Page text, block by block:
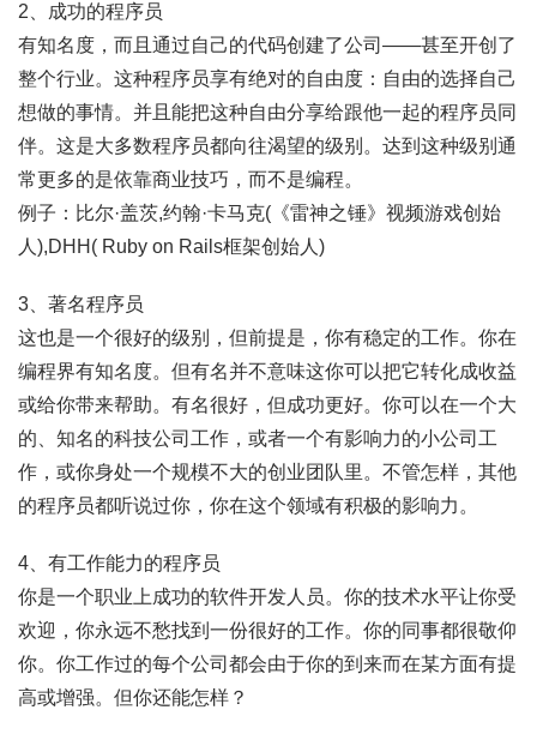
2、成功的程序员
有知名度，而且通过自己的代码创建了公司——甚至开创了
整个行业。这种程序员享有绝对的自由度：自由的选择自己
想做的事情。并且能把这种自由分享给跟他一起的程序员同
伴。这是大多数程序员都向往渴望的级别。达到这种级别通
常更多的是依靠商业技巧，而不是编程。
例子：比尔·盖茨,约翰·卡马克(《雷神之锤》视频游戏创始
人),DHH( Ruby on Rails框架创始人)
3、著名程序员
这也是一个很好的级别，但前提是，你有稳定的工作。你在
编程界有知名度。但有名并不意味这你可以把它转化成收益
或给你带来帮助。有名很好，但成功更好。你可以在一个大
的、知名的科技公司工作，或者一个有影响力的小公司工
作，或你身处一个规模不大的创业团队里。不管怎样，其他
的程序员都听说过你，你在这个领域有积极的影响力。
4、有工作能力的程序员
你是一个职业上成功的软件开发人员。你的技术水平让你受
欢迎，你永远不愁找到一份很好的工作。你的同事都很敬仰
你。你工作过的每个公司都会由于你的到来而在某方面有提
高或增强。但你还能怎样？